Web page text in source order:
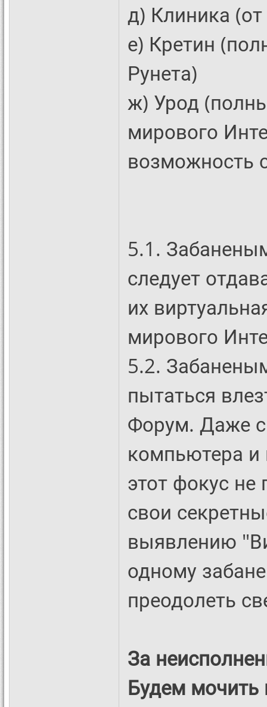
д) Клиника
е) Кретин
Рунета)
ж) Урод
мирового
возможность
5.1.
следует
их
мирового
5.2.
пытаться
Форум. Даже с
компьютера и
этот фокус не
свои
выявлению
одному
преодолеть
За
Будем мочить